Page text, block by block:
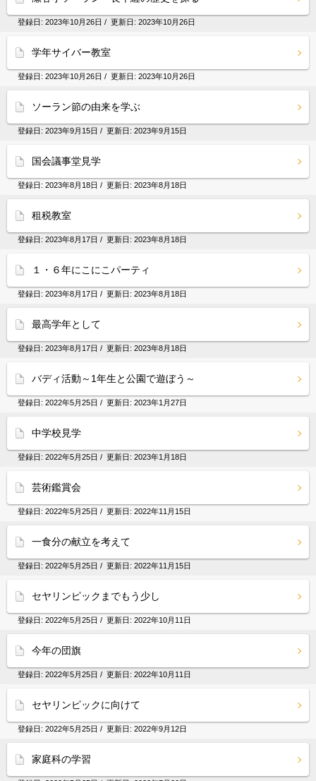
登録日: 2023年10月26日 / 更新日: 2023年10月26日
学年サイバー教室
登録日: 2023年10月26日 / 更新日: 2023年10月26日
ソーラン節の由来を学ぶ
登録日: 2023年9月15日 / 更新日: 2023年9月15日
国会議事堂見学
登録日: 2023年8月18日 / 更新日: 2023年8月18日
租税教室
登録日: 2023年8月17日 / 更新日: 2023年8月18日
１・６年にこにこパーティ
登録日: 2023年8月17日 / 更新日: 2023年8月18日
最高学年として
登録日: 2023年8月17日 / 更新日: 2023年8月18日
バディ活動～1年生と公園で遊ぼう～
登録日: 2022年5月25日 / 更新日: 2023年1月27日
中学校見学
登録日: 2022年5月25日 / 更新日: 2023年1月18日
芸術鑑賞会
登録日: 2022年5月25日 / 更新日: 2022年11月15日
一食分の献立を考えて
登録日: 2022年5月25日 / 更新日: 2022年11月15日
セヤリンピックまでもう少し
登録日: 2022年5月25日 / 更新日: 2022年10月11日
今年の団旗
登録日: 2022年5月25日 / 更新日: 2022年10月11日
セヤリンピックに向けて
登録日: 2022年5月25日 / 更新日: 2022年9月12日
家庭科の学習